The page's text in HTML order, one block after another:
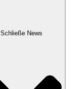
Schließe News